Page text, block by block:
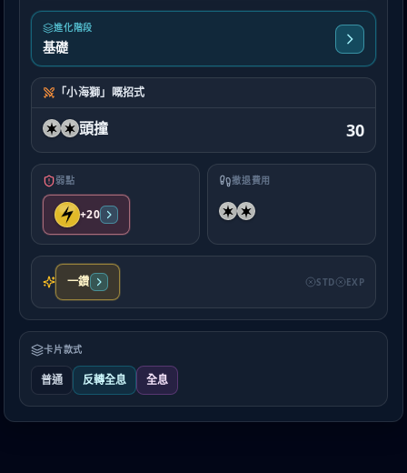
進化階段
基礎
「小海獅」嘅招式
頭撞 30
弱點
+20
撤退費用
一鑽 STD EXP
卡片款式
普通 反轉全息 全息